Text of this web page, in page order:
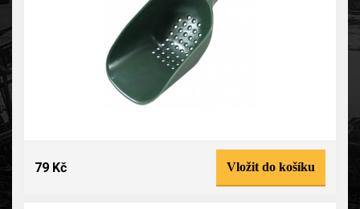
79 Kč Vložit do košíku